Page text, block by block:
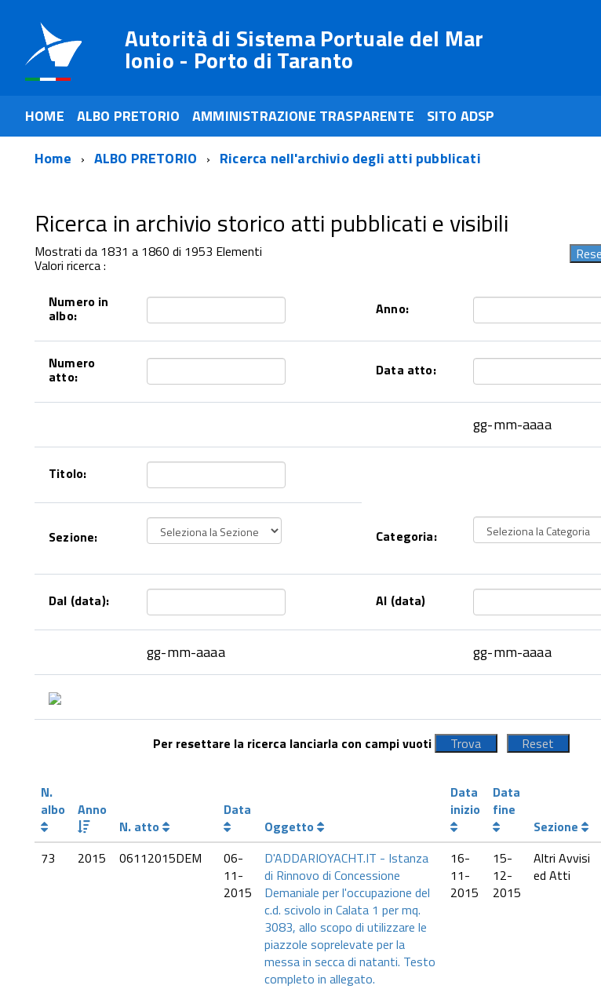
Autorità di Sistema Portuale del Mar
Ionio - Porto di Taranto
HOME ALBO PRETORIO AMMINISTRAZIONE TRASPARENTE
SITO ADSP
Home
ALBO PRETORIO Ricerca nell'archivio degli atti pubblicati
Ricerca in archivio storico atti pubblicati e visibili
Mostrati da 1831 a 1860 di 1953 Elementi
Valori ricerca :
Numero in
albo: Anno:
Numero
atto: Data atto:
gg-mm-aaaa
Titolo:
Sezione: Categoria:
Dal (data): Al (data)
gg-mm-aaaa gg-mm-aaaa
Per resettare la ricerca lanciarla con campi vuoti
N.
albo
Anno
N. atto
Data
Oggetto
Data
inizio
Data
fine
Sezione
73
2015 06112015DEM
06-
11-
2015
D'ADDARIOYACHT.IT - Istanza
di Rinnovo di Concessione
Demaniale per l'occupazione del
c.d. scivolo in Calata 1 per mq.
3083, allo scopo di utilizzare le
piazzole soprelevate per la
messa in secca di natanti. Testo
completo in allegato.
16-
11-
2015
15-
12-
2015
Altri Avvisi
ed Atti